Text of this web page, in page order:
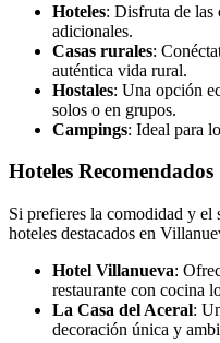
Hoteles: Disfruta de las
adicionales.
Casas rurales:
auténtica vida rural.
Hostales: Una opción
solos o en grupos.
Campings: Ideal para
Hoteles Recomendados
Si prefieres la comodidad y el
hoteles destacados en
Hotel Villanueva:
restaurante con cocina
La Casa del Aceral:
decoración única y